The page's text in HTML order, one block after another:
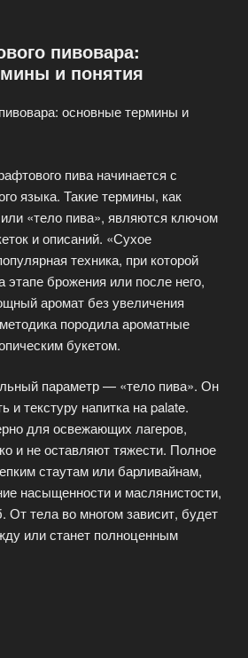
пивовара:
и понятия
основные термины и
пива начинается с
языка. Такие термины, как
«тело пива», являются ключом
и описаний. «Сухое
техника, при которой
брожения или после него,
аромат без увеличения
породила ароматные
букетом.
параметр — «тело пива». Он
и текстуру напитка на palate.
для освежающих лагеров,
и не оставляют тяжести. Полное
стаутам или барливайнам,
насыщенности и маслянистости,
От тела во многом зависит, будет
или станет полноценным